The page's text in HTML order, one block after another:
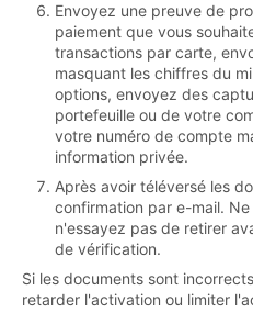
Envoyez une preuve de
paiement que vous
transactions par carte,
masquant les chiffres du
options, envoyez des
portefeuille ou de votre
votre numéro de compte
information privée.
Après avoir téléversé les
confirmation par e-mail.
n'essayez pas de retirer
de vérification.
Si les documents sont
retarder l'activation ou limiter